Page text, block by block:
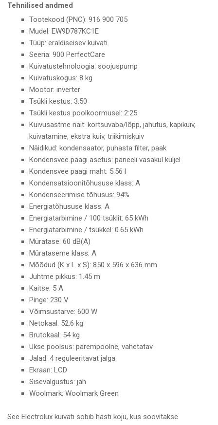
Tehnilised andmed
Tootekood (PNC): 916 900 705
Mudel: EW9D787KC1E
Tüüp: eraldiseisev kuivati
Seeria: 900 PerfectCare
Kuivatustehnoloogia: soojuspump
Kuivatuskogus: 8 kg
Mootor: inverter
Tsükli kestus: 3:50
Tsükli kestus poolkoormusel: 2:25
Kuivusastme näit: kortsuvaba/lõpp, jahutus, kapikuiv,
kuivatamine, ekstra kuiv, triikimiskuiv
Näidikud: kondensaator, puhasta filter, paak
Kondensvee paagi asetus: paneeli vasakul küljel
Kondensvee paagi maht: 5.56 l
Kondensatsioonitõhususe klass: A
Kondenseerimise tõhusus: 94%
Energiatõhususe klass: A
Energiatarbimine / 100 tsüklit: 65 kWh
Energiatarbimine / tsükkel: 0.65 kWh
Müratase: 60 dB(A)
Mürataseme klass: A
Mõõdud (K x L x S): 850 x 596 x 636 mm
Juhtme pikkus: 1.45 m
Kaitse: 5 A
Pinge: 230 V
Võimsustarve: 600 W
Netokaal: 52.6 kg
Brutokaal: 54 kg
Ukse poolsus: parempoolne, vahetatav
Jalad: 4 reguleeritavat jalga
Ekraan: LCD
Sisevalgustus: jah
Woolmark: Woolmark Green
See Electrolux kuivati sobib hästi koju, kus soovitakse